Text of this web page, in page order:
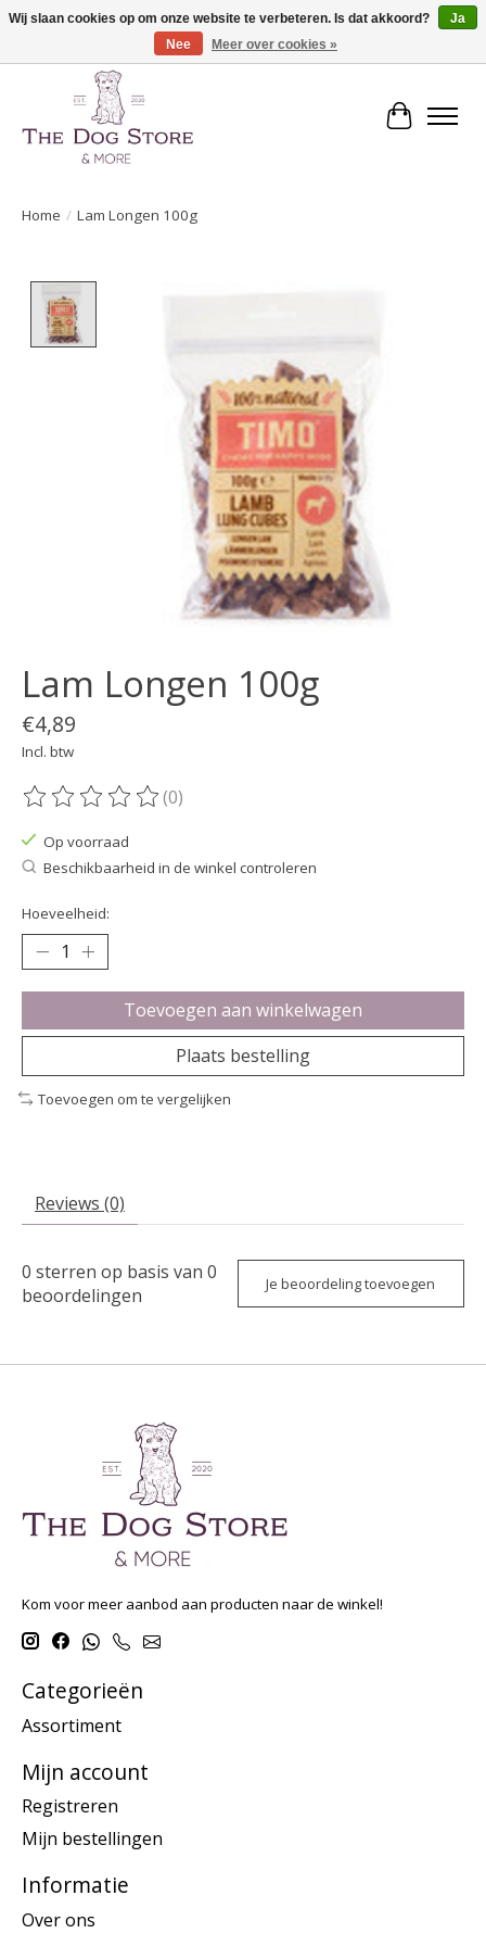
De speciaalzaak in hondenartikelen en meer!
Home / Lam Longen 100g
Lam Longen 100g
€4,89
Incl. btw
De beoordeling van dit product is
(0)
Op voorraad
Beschikbaarheid in de winkel controleren
Hoeveelheid:
Toevoegen aan winkelwagen
Plaats bestelling
Toevoegen om te vergelijken
Reviews (0)
0 sterren op basis van 0
beoordelingen
Je beoordeling toevoegen
Kom voor meer aanbod aan producten naar de winkel!
Categorieën
Assortiment
Mijn account
Registreren
Mijn bestellingen
Informatie
Over ons
Wij slaan cookies op om onze website te verbeteren. Is dat akkoord?
Ja
Nee
Meer over cookies »